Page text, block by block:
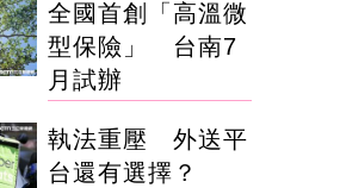
全國首創「高溫微
型保險」 台南7
月試辦
執法重壓 外送平
台還有選擇？